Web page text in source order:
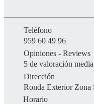
Teléfono
959 60 49 96
Opiniones - Reviews
5 de valoración
Dirección
Ronda Exterior Zona
Horario